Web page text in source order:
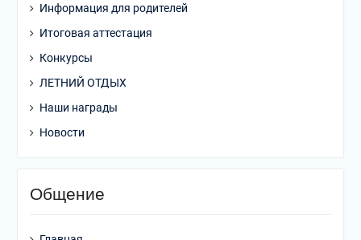
Информация для родителей
Итоговая аттестация
Конкурсы
ЛЕТНИЙ ОТДЫХ
Наши награды
Новости
Общение